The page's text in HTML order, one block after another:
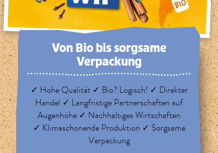
Von Bio bis sorg­same
Verpackung
✓ Hohe Qualität ✓ Bio? Logisch! ✓ Direkter
Handel ✓ Langfristige Partnerschaften auf
Augenhöhe ✓ Nachhaltiges Wirtschaften
✓ Klimaschonende Produktion ✓ Sorgsame
Verpackung